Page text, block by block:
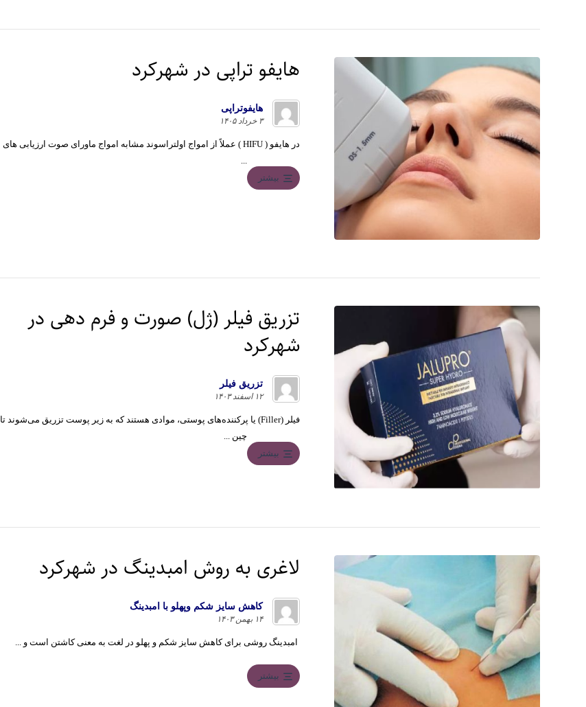
هایفو تراپی در شهرکرد
هايفوتراپی
۳ خرداد ۱۴۰۵
در هایفو ( HIFU ) عملاً از امواج اولتراسوند مشابه امواج ماورای صوت ارزیابی های
بیشتر
تزریق فیلر (ژل) صورت و فرم دهی در
شهرکرد
تزريق فيلر
۱۲ اسفند ۱۴۰۳
فیلر (Filler) یا پرکننده‌های پوستی، موادی هستند که به زیر پوست تزریق می‌شوند تا
چین ...
بیشتر
لاغری به روش امبدینگ در شهرکرد
كاهش سايز شكم وپهلو با امبدينگ
۱۴ بهمن ۱۴۰۳
امبدینگ روشی برای کاهش سایز شکم و پهلو در لغت به معنی کاشتن است و ...
بیشتر